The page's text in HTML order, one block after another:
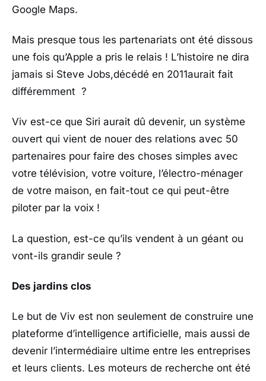
Google Maps.
Mais presque tous les partenariats ont été dissous
une fois qu’Apple a pris le relais ! L’histoire ne dira
jamais si Steve Jobs,décédé en 2011aurait fait
différemment ?
Viv est-ce que Siri aurait dû devenir, un système
ouvert qui vient de nouer des relations avec 50
partenaires pour faire des choses simples avec
votre télévision, votre voiture, l’électro-ménager
de votre maison, en fait-tout ce qui peut-être
piloter par la voix !
La question, est-ce qu’ils vendent à un géant ou
vont-ils grandir seule ?
Des jardins clos
Le but de Viv est non seulement de construire une
plateforme d’intelligence artificielle, mais aussi de
devenir l’intermédiaire ultime entre les entreprises
et leurs clients. Les moteurs de recherche ont été